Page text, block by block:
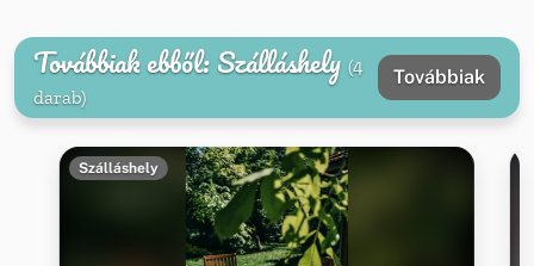
Továbbiak ebből: Szálláshely (4
darab)
Továbbiak
Szálláshely